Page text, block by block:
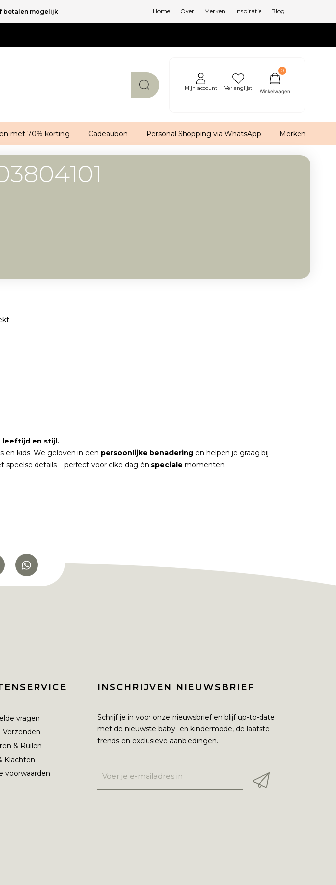
betalen mogelijk Home Over Merken Inspiratie Blog
Mijn account Verlanglijst
0
met 70% korting Cadeaubon Personal Shopping via WhatsApp Merken
leeftijd en stijl.
en kids. We geloven in een persoonlijke benadering en helpen je graag bij
speelse details – perfect voor elke dag én speciale momenten.
vragen
Verzenden
& Ruilen
Klachten
voorwaarden
INSCHRIJVEN NIEUWSBRIEF
Schrijf je in voor onze nieuwsbrief en blijf up-to-date
met de nieuwste baby- en kindermode, de laatste
trends en exclusieve aanbiedingen.